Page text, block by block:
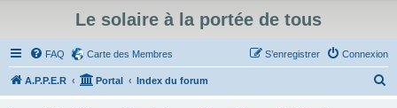
Le solaire à la portée de tous
FAQ Carte des Membres Connexion
S’enregistrer
A.P.P.E.R Portal Index du forum